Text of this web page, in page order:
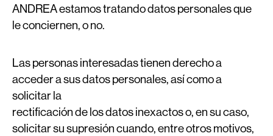
ANDREA estamos tratando datos personales que
le conciernen, o no.
Las personas interesadas tienen derecho a
acceder a sus datos personales, así como a
solicitar la
rectificación de los datos inexactos o, en su caso,
solicitar su supresión cuando, entre otros motivos,